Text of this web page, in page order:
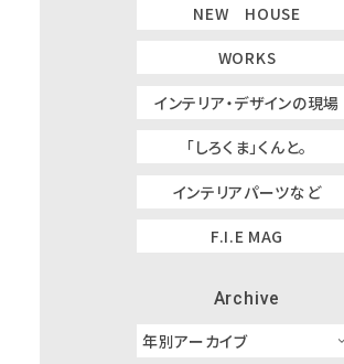
NEW HOUSE
WORKS
インテリア・デザインの現場
「しろくま」くんと。
インテリアパーツなど
F.I.E MAG
Archive